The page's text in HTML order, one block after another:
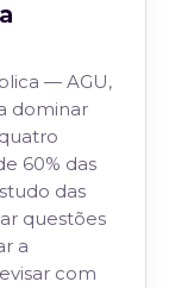
— AGU,
dominar
60% das
das
questões
a
com